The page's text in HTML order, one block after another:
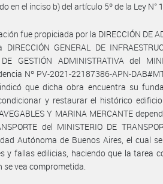
en el inciso b) del artículo 5º de la Ley N°
fue propiciada por la DIRECCIÓN DE
GENERAL DE
DE GESTIÓN ADMINISTRATIVA del
Nº PV-2021-22187386-APN-
que dicha obra encuentra su
y restaurar el histórico edificio
Y MARINA MERCANTE
del MINISTERIO DE
Autónoma de Buenos Aires, el cual
y fallas edilicias, haciendo que la tarea
se vea comprometida.